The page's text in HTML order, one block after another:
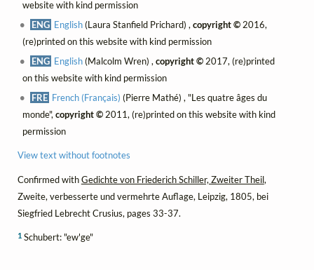
website with kind permission
ENG English(Laura Stanfield Prichard) ,copyright ©2016,
(re)printed on this website with kind permission
ENG English(Malcolm Wren) ,copyright ©2017, (re)printed
on this website with kind permission
FRE French (Français) (Pierre Mathé) , "Les quatre âges du
monde",copyright ©2011, (re)printed on this website with kind
permission
View text without footnotes
Confirmed withGedichte von Friederich Schiller, Zweiter Theil,
Zweite, verbesserte und vermehrte Auflage, Leipzig, 1805, bei
Siegfried Lebrecht Crusius, pages 33-37.
1Schubert: "ew'ge"